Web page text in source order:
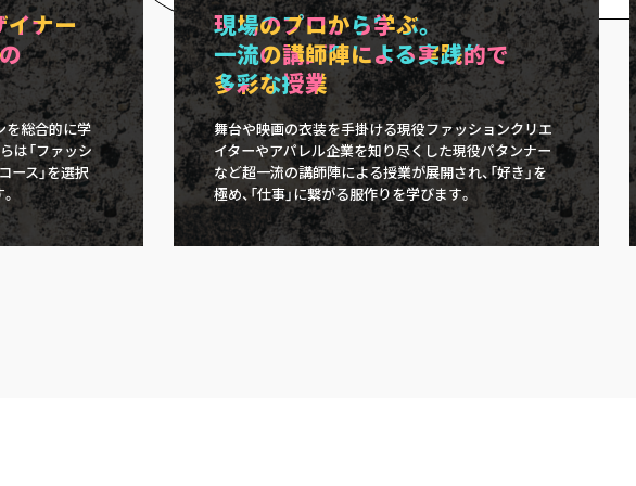
イナー
を総合的に学
は「ファッシ
ース」を選択
現場のプロから学ぶ。
⼀流の講師陣による実践的で
多彩な授業
舞台や映画の⾐装を⼿掛ける現役ファッションクリエ
イターやアパレル企業を知り尽くした現役パタンナー
など超⼀流の講師陣による授業が展開され、「好き」を
極め、「仕事」に繋がる服作りを学びます。